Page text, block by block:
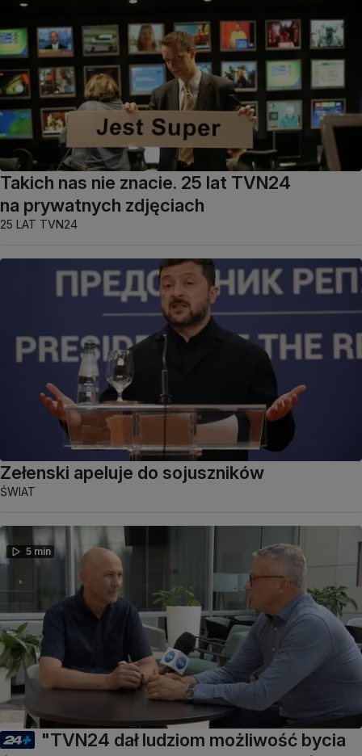
Takich nas nie znacie. 25 lat TVN24
na prywatnych zdjęciach
25 LAT TVN24
Zełenski apeluje do sojuszników
ŚWIAT
5 min
"TVN24 dał ludziom możliwość bycia